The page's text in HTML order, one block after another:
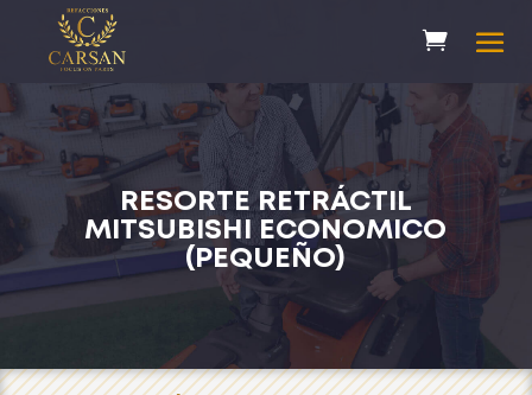
RESORTE RETRÁCTIL
MITSUBISHI ECONOMICO
(PEQUEÑO)